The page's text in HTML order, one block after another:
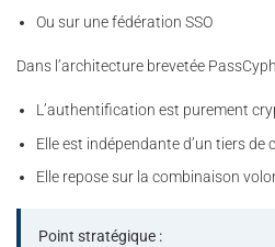
Ou sur une fédération SSO
Dans l’architecture brevetée
L’authentification est purement
Elle est indépendante d’un tiers de
Elle repose sur la combinaison
Point stratégique :